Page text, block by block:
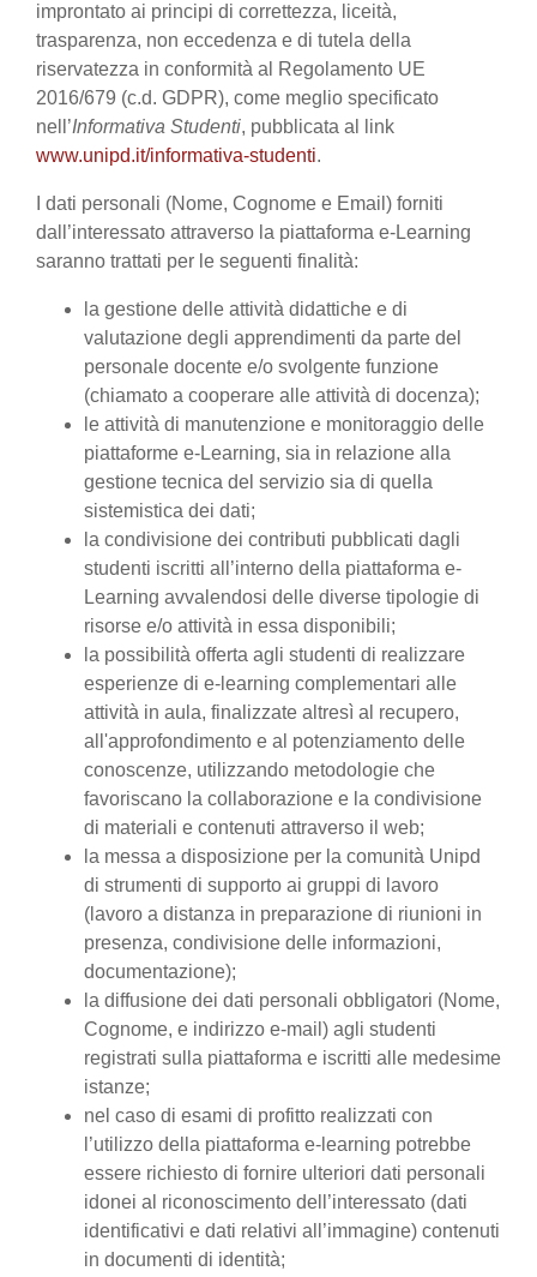
improntato ai principi di correttezza, liceità,
trasparenza, non eccedenza e di tutela della
riservatezza in conformità al Regolamento UE
2016/679 (c.d. GDPR), come meglio specificato
nell’Informativa Studenti, pubblicata al link
www.unipd.it/informativa-studenti.
I dati personali (Nome, Cognome e Email) forniti
dall’interessato attraverso la piattaforma e-Learning
saranno trattati per le seguenti finalità:
la gestione delle attività didattiche e di
valutazione degli apprendimenti da parte del
personale docente e/o svolgente funzione
(chiamato a cooperare alle attività di docenza);
le attività di manutenzione e monitoraggio delle
piattaforme e-Learning, sia in relazione alla
gestione tecnica del servizio sia di quella
sistemistica dei dati;
la condivisione dei contributi pubblicati dagli
studenti iscritti all’interno della piattaforma e-
Learning avvalendosi delle diverse tipologie di
risorse e/o attività in essa disponibili;
la possibilità offerta agli studenti di realizzare
esperienze di e-learning complementari alle
attività in aula, finalizzate altresì al recupero,
all'approfondimento e al potenziamento delle
conoscenze, utilizzando metodologie che
favoriscano la collaborazione e la condivisione
di materiali e contenuti attraverso il web;
la messa a disposizione per la comunità Unipd
di strumenti di supporto ai gruppi di lavoro
(lavoro a distanza in preparazione di riunioni in
presenza, condivisione delle informazioni,
documentazione);
la diffusione dei dati personali obbligatori (Nome,
Cognome, e indirizzo e-mail) agli studenti
registrati sulla piattaforma e iscritti alle medesime
istanze;
nel caso di esami di profitto realizzati con
l’utilizzo della piattaforma e-learning potrebbe
essere richiesto di fornire ulteriori dati personali
idonei al riconoscimento dell’interessato (dati
identificativi e dati relativi all’immagine) contenuti
in documenti di identità;